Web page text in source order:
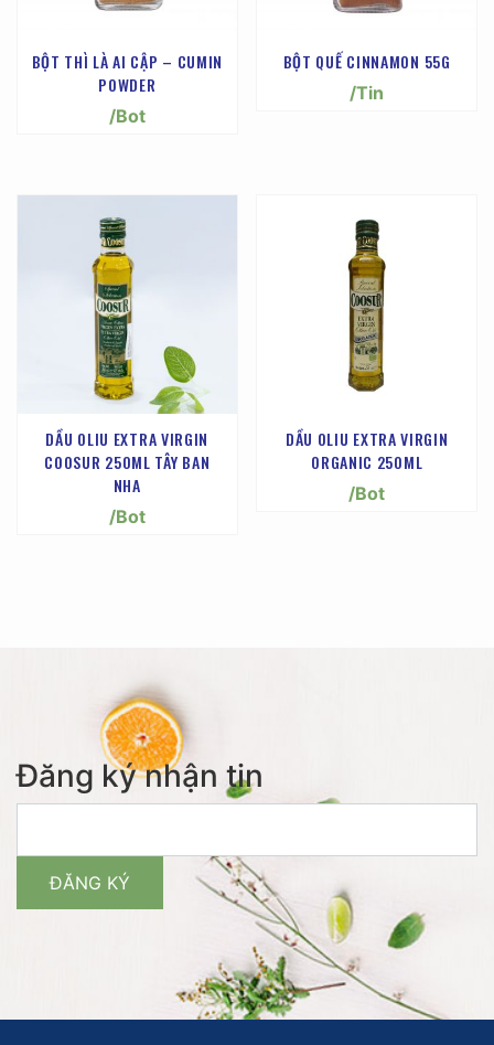
BỘT THÌ LÀ AI CẬP – CUMIN
POWDER
/Bot
BỘT QUẾ CINNAMON 55G
/Tin
DẦU OLIU EXTRA VIRGIN
COOSUR 250ML TÂY BAN
NHA
/Bot
DẦU OLIU EXTRA VIRGIN
ORGANIC 250ML
/Bot
Đăng ký nhận tin